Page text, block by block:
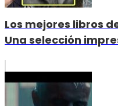
Los mejores libros
Una selección